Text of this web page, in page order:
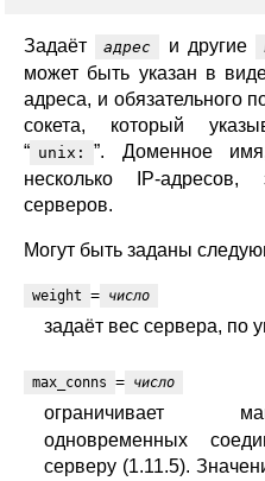
Задаёт адрес и другие
может быть указан в
адреса, и обязательного
сокета, который
“ unix:
”. Доменное имя,
несколько IP-адресов,
серверов.
Могут быть заданы
weight = число
задаёт вес сервера, по
max_conns = число
ограничивает
одновременных
серверу (1.11.5).